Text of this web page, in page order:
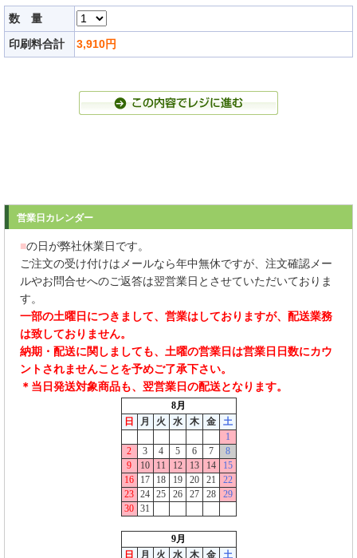
数 量
印刷料合計
3,910円
営業日カレンダー
■の日が弊社休業日です。
ご注文の受け付けはメールなら年中無休ですが、注文確認メー
ルやお問合せへのご返答は翌営業日とさせていただいておりま
す。
一部の土曜日につきまして、営業はしておりますが、配送業務
は致しておりません。
納期・配送に関しましても、土曜の営業日は営業日日数にカウ
ントされませんことを予めご了承下さい。
＊当日発送対象商品も、翌営業日の配送となります。